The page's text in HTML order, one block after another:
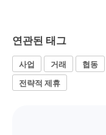
연관된 태그
사업 거래 협동
전략적 제휴